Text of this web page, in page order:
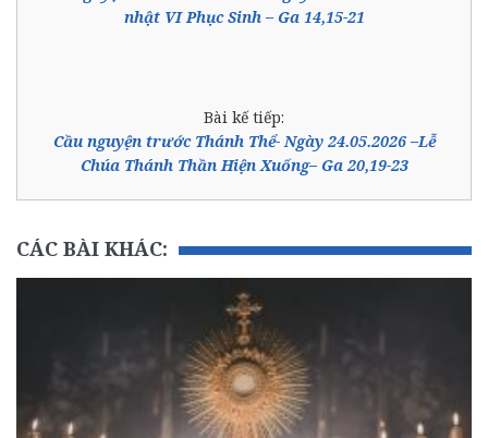
nhật VI Phục Sinh – Ga 14,15-21
Bài kế tiếp:
Cầu nguyện trước Thánh Thể- Ngày 24.05.2026 –Lễ
Chúa Thánh Thần Hiện Xuống– Ga 20,19-23
CÁC BÀI KHÁC: